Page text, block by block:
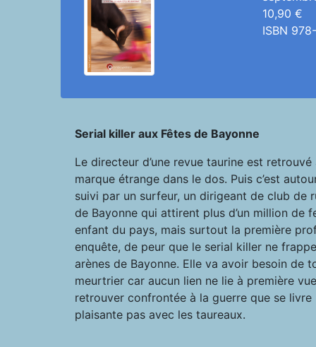
10,90 €
ISBN
Serial killer aux Fêtes de Bayonne
Le directeur d’une revue taurine est retrouvé
marque étrange dans le dos. Puis c’est
suivi par un surfeur, un dirigeant de club de
de Bayonne qui attirent plus d’un million de
enfant du pays, mais surtout la première
enquête, de peur que le serial killer ne
arènes de Bayonne. Elle va avoir besoin de
meurtrier car aucun lien ne lie à première
retrouver confrontée à la guerre que se
plaisante pas avec les taureaux.